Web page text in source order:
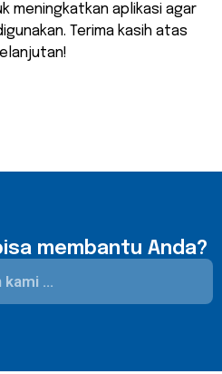
meningkatkan aplikasi agar
Terima kasih atas
membantu Anda?